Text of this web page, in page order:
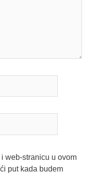
web-stranicu u ovom
put kada budem